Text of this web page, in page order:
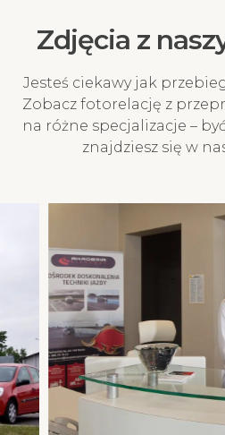
płatności gwarantuje
natychmiastowe księgowanie
Twojego zapisu na kurs!
Zdjęcia z
Jesteś ciekawy jak
Zobacz fotorelację z
na różne specjalizacje –
znajdziesz się w